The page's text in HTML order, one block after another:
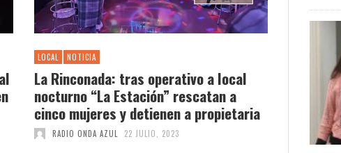
LOCAL NOTICIA
La Rinconada: tras operativo a local
nocturno “La Estación” rescatan a
cinco mujeres y detienen a propietaria
RADIO ONDA AZUL 22 JULIO, 2023